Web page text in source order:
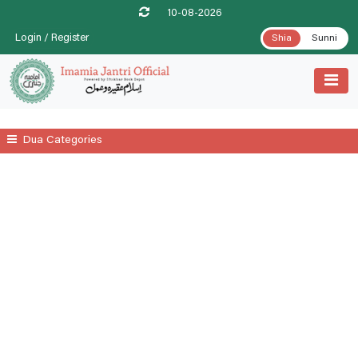
10-08-2026
Login / Register Shia Sunni
Dua Categories